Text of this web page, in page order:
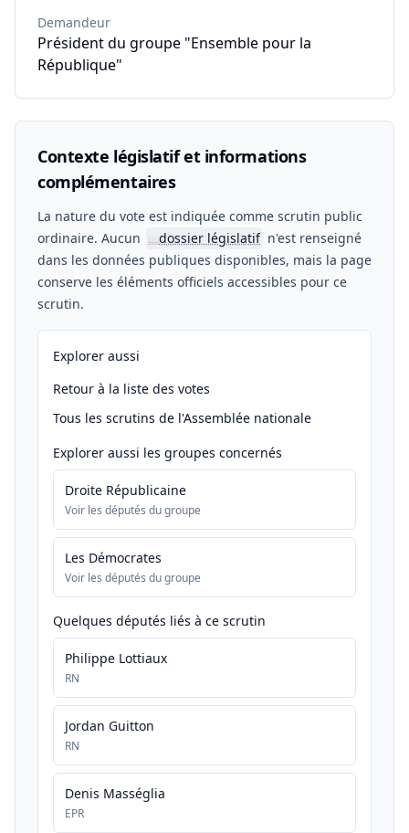
Demandeur
Président du groupe "Ensemble pour la
République"
Contexte législatif et informations
complémentaires
La nature du vote est indiquée comme scrutin public
ordinaire. Aucun
📖dossier législatif n'est renseigné
dans les données publiques disponibles, mais la page
conserve les éléments officiels accessibles pour ce
scrutin.
Explorer aussi
Retour à la liste des votes
Tous les scrutins de l'Assemblée nationale
Explorer aussi les groupes concernés
Droite Républicaine
Voir les députés du groupe
Les Démocrates
Voir les députés du groupe
Quelques députés liés à ce scrutin
Philippe Lottiaux
RN
Jordan Guitton
RN
Denis Masséglia
EPR